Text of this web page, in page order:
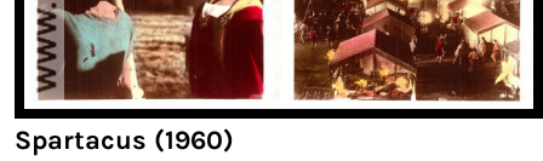
Spartacus (1960)